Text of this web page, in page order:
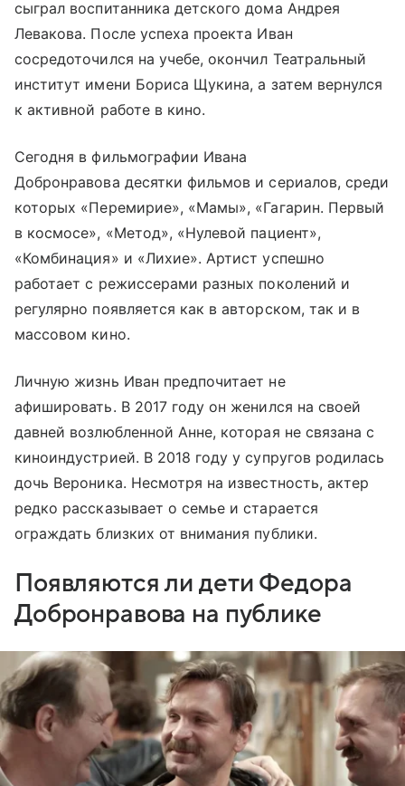
сыграл воспитанника детского дома Андрея
Левакова. После успеха проекта Иван
сосредоточился на учебе, окончил Театральный
институт имени Бориса Щукина, а затем вернулся
к активной работе в кино.
Сегодня в фильмографии Ивана
Добронравова десятки фильмов и сериалов, среди
которых «Перемирие», «Мамы», «Гагарин. Первый
в космосе», «Метод», «Нулевой пациент»,
«Комбинация» и «Лихие». Артист успешно
работает с режиссерами разных поколений и
регулярно появляется как в авторском, так и в
массовом кино.
Личную жизнь Иван предпочитает не
афишировать. В 2017 году он женился на своей
давней возлюбленной Анне, которая не связана с
киноиндустрией. В 2018 году у супругов родилась
дочь Вероника. Несмотря на известность, актер
редко рассказывает о семье и старается
ограждать близких от внимания публики.
Появляются ли дети Федора
Добронравова на публике